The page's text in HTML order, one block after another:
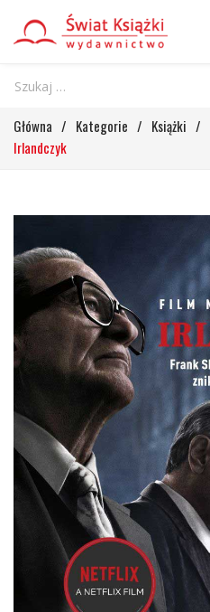
Główna / Kategorie / Książki /
Irlandczyk